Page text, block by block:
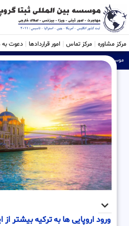
مرکز مشاوره مرکز تماس امور قراردادها دعوت به
موسسه ثبتی، حقوقی و بین الملل Sabtta »ورود اروپایی
ورود اروپایی ها به ترکیه بیشتر